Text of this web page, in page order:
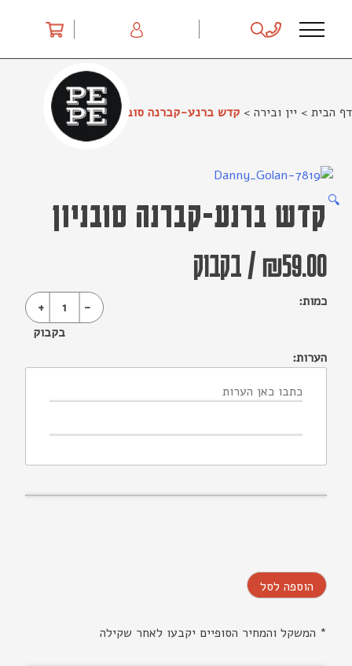
דף הבית > יין ובירה > קדש ברנע-קברנה סובניון
🔍 קדש ברנע-קברנה סובניון
₪59.00
/בקבוק
כמות: -
1
+
בקבוק
הערות:
הוספה לסל
* המשקל והמחיר הסופיים יקבעו לאחר שקילה